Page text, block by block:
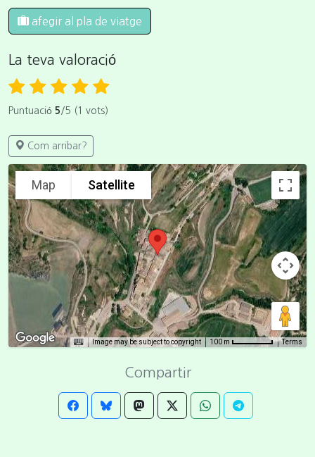
afegir al pla de viatge
La teva valoració
Puntuació 5 /5 (1 vots)
Com arribar?
Map Satellite
Image may be subject to copyright 100 m Terms
Compartir